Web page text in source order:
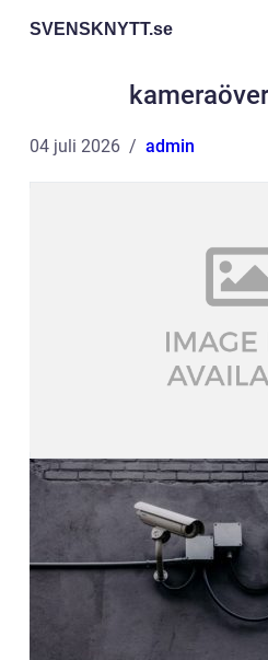
SVENSKNYTT.se
04 juli 2026 admin